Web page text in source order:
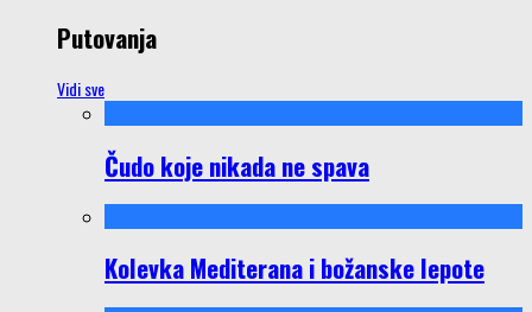
Putovanja
Vidi sve
Čudo koje nikada ne spava
Kolevka Mediterana i božanske lepote